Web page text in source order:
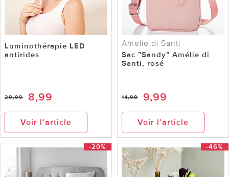
Luminothérapie LED
antirides
29,99 8,99
Voir l’article
Amelie di Santi
Sac ”Sandy” Amélie di
Santi, rosé
14,99 9,99
Voir l’article
-20% -46%